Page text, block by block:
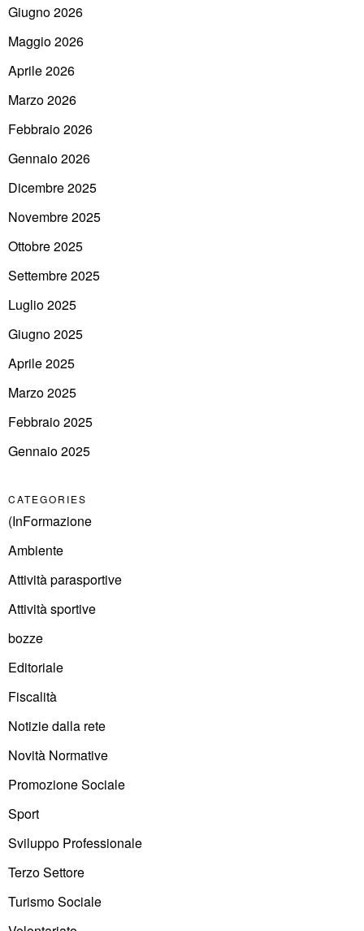
Giugno 2026
Maggio 2026
Aprile 2026
Marzo 2026
Febbraio 2026
Gennaio 2026
Dicembre 2025
Novembre 2025
Ottobre 2025
Settembre 2025
Luglio 2025
Giugno 2025
Aprile 2025
Marzo 2025
Febbraio 2025
Gennaio 2025
CATEGORIES
(InFormazione
Ambiente
Attività parasportive
Attività sportive
bozze
Editoriale
Fiscalità
Notizie dalla rete
Novità Normative
Promozione Sociale
Sport
Sviluppo Professionale
Terzo Settore
Turismo Sociale